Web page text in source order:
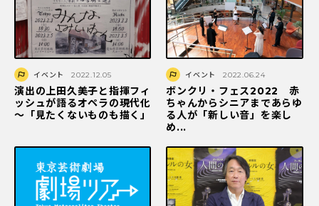
イベント 2022.12.05
演出の上田久美子と指揮フィ
ッシュが語るオペラの現代化
～「見たくないものも描く」
イベント 2022.06.24
ボンクリ・フェス2022 赤
ちゃんからシニアまであらゆ
る人が「新しい音」を楽し
め...